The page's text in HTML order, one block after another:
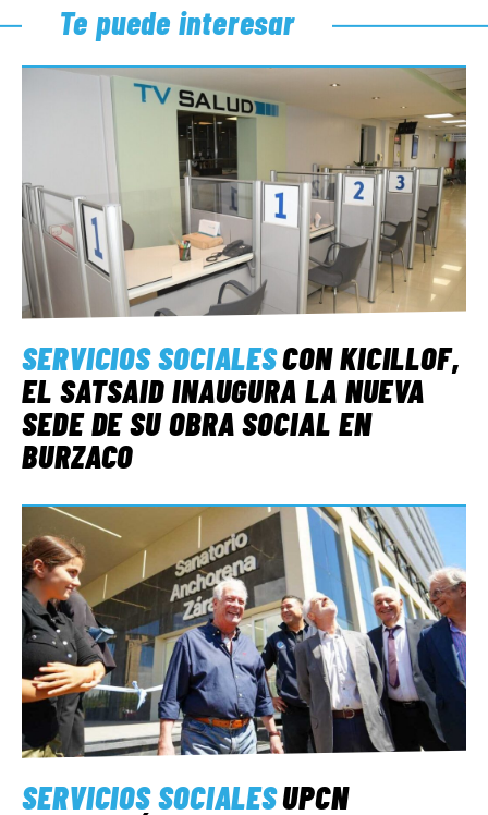
Te puede interesar
SERVICIOS SOCIALESCON KICILLOF,
EL SATSAID INAUGURA LA NUEVA
SEDE DE SU OBRA SOCIAL EN
BURZACO
SERVICIOS SOCIALESUPCN